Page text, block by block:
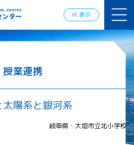
PC表示
ミー
ロスペース
情報の発
信
宇宙を活用
した教育実
践例
体験的学
習機会の
授業連携
太陽系と銀河系
岐阜県・大垣市立北小学校